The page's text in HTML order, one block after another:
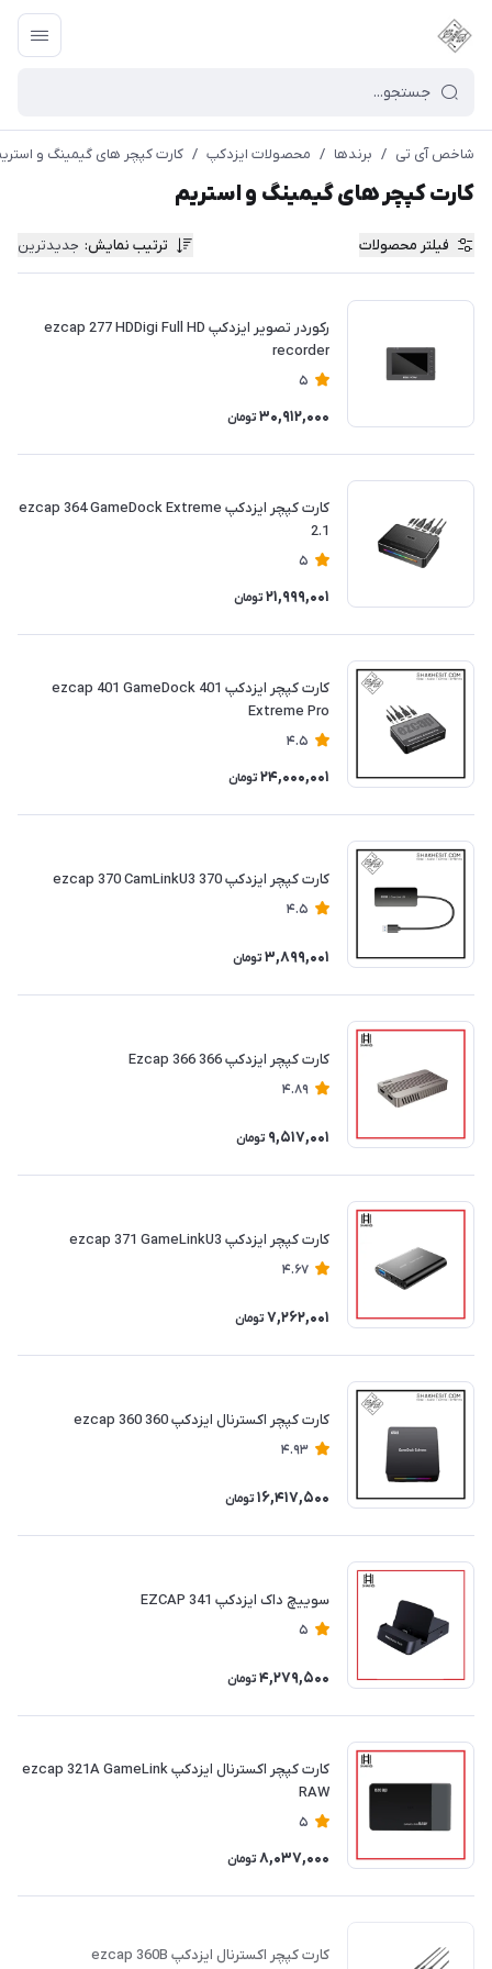
شاخص آی تی / برندها / محصولات ایزدکپ / کارت کپچر های گیمینگ و
کارت کپچر های گیمینگ و استریم
فیلتر محصولات ترتیب نمایش: جدیدترین
رکوردر تصویر ایزدکپ ezcap 277 HDDigi Full HD
recorder
5
30,912,000 تومان
کارت کپچر ایزدکپ ezcap 364 GameDock Extreme
2.1
5
21,999,001 تومان
کارت کپچر ایزدکپ 401 ezcap 401 GameDock
Extreme Pro
4.5
24,000,001 تومان
کارت کپچر ایزدکپ 370 ezcap 370 CamLinkU3
4.5
3,899,001 تومان
کارت کپچر ایزدکپ 366 Ezcap 366
4.89
9,517,001 تومان
کارت کپچر ایزدکپ ezcap 371 GameLinkU3
4.67
7,262,001 تومان
کارت کپچر اکسترنال ایزدکپ ezcap 360 360
4.93
16,417,500 تومان
سوییچ داک ایزدکپ 341 EZCAP
5
4,279,500 تومان
کارت کپچر اکسترنال ایزدکپ ezcap 321A GameLink
RAW
5
8,037,000 تومان
کارت کپچر اکسترنال ایزدکپ ezcap 360B